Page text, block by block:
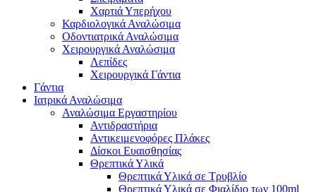
Χαρτιά Υπερήχου
Καρδιολογικά Αναλώσιμα
Οδοντιατρικά Αναλώσιμα
Χειρουργικά Αναλώσιμα
Λεπίδες
Χειρουργικά Γάντια
Γάντια
Ιατρικά Αναλώσιμα
Αναλώσιμα Εργαστηρίου
Αντιδραστήρια
Αντικειμενοφόρες Πλάκες
Δίσκοι Ευαισθησίας
Θρεπτικά Υλικά
Θρεπτικά Υλικά σε Τρυβλίο
Θρεπτικά Υλικά σε Φιαλίδιο των 100ml